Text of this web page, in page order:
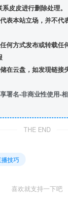
皮皮进行删除处理。
表本站立场，并不代
何方式发布或转载任
在云盘，如发现链接
署名-非商业性使用-
THE END
播技巧
喜欢就支持一下吧